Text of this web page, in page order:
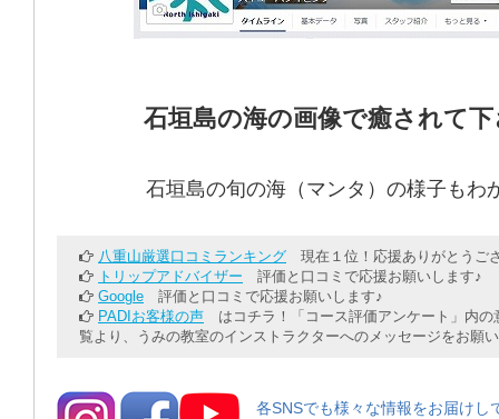
石垣島の海の画像で癒されて
石垣島の旬の海（マンタ）の様子もわ
八重山厳選口コミランキング 現在１位！応援ありがとうご
トリップアドバイザー 評価と口コミで応援お願いします♪
Google 評価と口コミで応援お願いします♪
PADIお客様の声 はコチラ！「コース評価アンケート」内の
覧より、うみの教室のインストラクターへのメッセージをお願
各SNSでも様々な情報をお届けし